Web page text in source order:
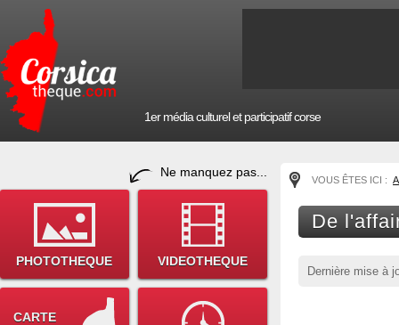
1er média culturel et participatif corse
Ne manquez pas...
PHOTOTHEQUE VIDEOTHEQUE
CARTE
VOUS ÊTES ICI :
De
Dernière mise à